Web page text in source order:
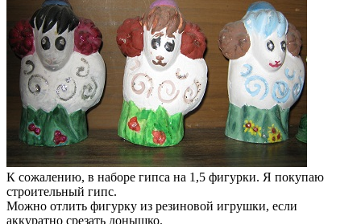
К сожалению, в наборе гипса на 1,5 фигурки. Я покупаю
строительный гипс.
Можно отлить фигурку из резиновой игрушки, если
аккуратно срезать донышко.